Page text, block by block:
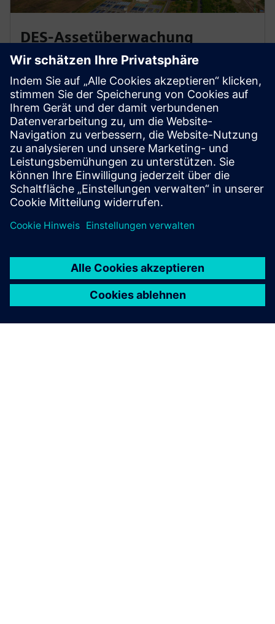
DES-Assetüberwachung
Verlassen Sie sich bei der Überwachung Ihrer DES-
Anlagen auf Siemens-Experten, da unser Team die
Möglichkeiten der Digitalisierung nutzt, um
Leistungsdaten aus der Ferne zu analysieren und zu
interpretieren und gleichzeitig wichtige
Verbesserungsvorschläge für die Wartung zu
unterbreiten.